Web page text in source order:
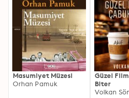
Masumiyet Müzesi
Orhan Pamuk
Güzel
Biter
Volkan